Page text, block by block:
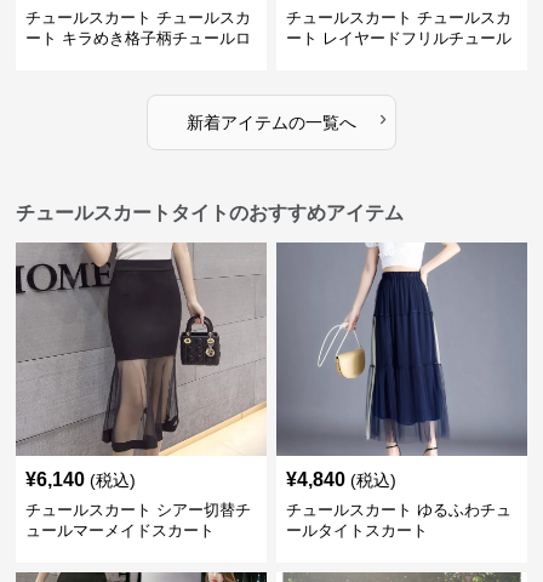
チュールスカート チュールスカ
ート キラめき格子柄チュールロ
チュールスカート チュールスカ
ート レイヤードフリルチュール
新着アイテムの一覧へ ›
チュールスカートタイトのおすすめアイテム
¥6,140 (税込)
チュールスカート シアー切替チ
ュールマーメイドスカート
¥4,840 (税込)
チュールスカート ゆるふわチュ
ールタイトスカート